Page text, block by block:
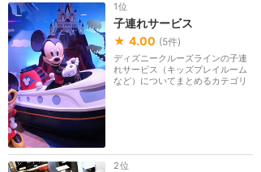
1位
子連れサービス
★ 4.00 (5件)
ディズニークルーズラインの子連
れサービス（キッズプレイルーム
など）についてまとめるカテゴリ
2位